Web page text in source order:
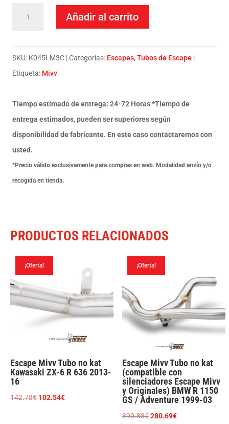
On
Mk3
Kawasaki
Z900
2017-
19
cantidad
Añadir al carrito
SKU: K045LM3C Categorías: Escapes,Tubos de Escape
Etiqueta: Mivv
Tiempo estimado de entrega: 24-72 Horas *Tiempo de
entrega estimados, pueden ser superiores según
disponibilidad de fabricante. En este caso contactaremos con
usted.
*Precio válido exclusivamente para compras en web. Modalidad envío y/o
recogida en tienda.
PRODUCTOS RELACIONADOS
¡Oferta!
Escape Mivv Tubo no kat
Kawasaki ZX-6 R 636 2013-
16
142.78€ El
102.54€El
¡Oferta!
Escape Mivv Tubo no kat
(compatible con
silenciadores Escape Mivv
y Originales) BMW R 1150
GS / Adventure 1999-03
390.83€El
280.69€El